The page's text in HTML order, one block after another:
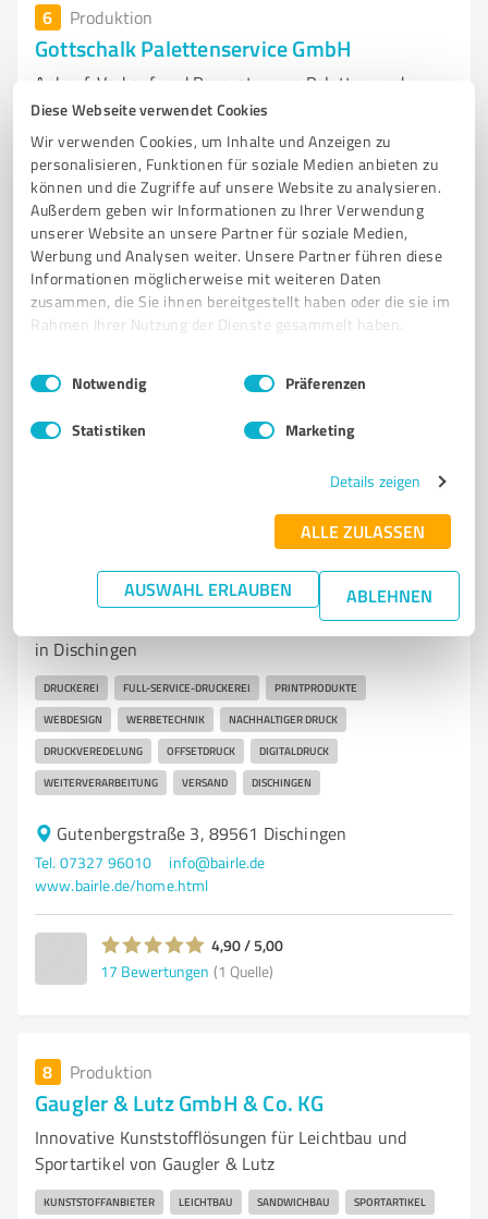
Diese Webseite verwendet Cookies
Wir verwenden Cookies, um Inhalte und Anzeigen zu
personalisieren, Funktionen für soziale Medien anbieten zu
können und die Zugriffe auf unsere Website zu analysieren.
Außerdem geben wir Informationen zu Ihrer Verwendung
unserer Website an unsere Partner für soziale Medien,
Werbung und Analysen weiter. Unsere Partner führen diese
Informationen möglicherweise mit weiteren Daten
zusammen, die Sie ihnen bereitgestellt haben oder die sie im
Rahmen Ihrer Nutzung der Dienste gesammelt haben.
Impressum Datenschutzbestimmungen
Einwilligungsauswahl
Notwendig Präferenzen
Statistiken Marketing
Details zeigen
ALLE ZULASSEN
AUSWAHL ERLAUBEN ABLEHNEN
6 Produktion
Gottschalk Palettenservice GmbH
Ankauf, Verkauf und Reparatur von Paletten und
Lademitteln in Heidenheim
PALETTENSERVICE EUROPALETTEN EINWEGPALETTEN
GITTERBOXEN REPARATURSERVICE ANKAUF
MIETLÖSUNGEN LADEMITTEL HEIDENHEIM UMWELTSCHUTZ
TAUSCHSERVICE
Am Jagdschlößle 50, 89520 Heidenheim an der
Brenz
www.gottschalk-paletten.de/
4,30 / 5,00
BAIRLE Druck & Medien GmbH
Full-Service-Druckerei für individuelle Drucklösungen
in Dischingen
DRUCKEREI FULL-SERVICE-DRUCKEREI PRINTPRODUKTE
WEBDESIGN WERBETECHNIK NACHHALTIGER DRUCK
DRUCKVEREDELUNG OFFSETDRUCK DIGITALDRUCK
WEITERVERARBEITUNG VERSAND DISCHINGEN
Gutenbergstraße 3, 89561 Dischingen
Tel. 07327 96010
info@bairle.de
www.bairle.de/home.html
4,90 / 5,00
17 Bewertungen (1 Quelle)
8 Produktion
Gaugler & Lutz GmbH & Co. KG
Innovative Kunststofflösungen für Leichtbau und
Sportartikel von Gaugler & Lutz
KUNSTSTOFFANBIETER LEICHTBAU SANDWICHBAU SPORTARTIKEL